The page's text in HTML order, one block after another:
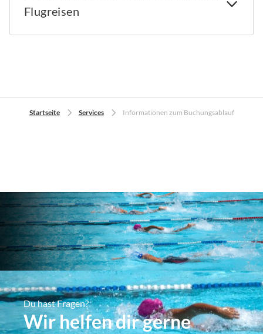
Flugreisen
Startseite Services Informationen zum Buchungsablauf
Du hast Fragen?
Wir helfen dir gerne